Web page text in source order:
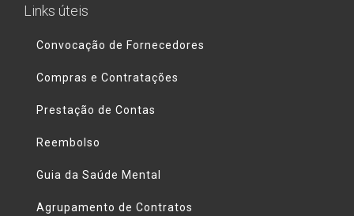
Links úteis
Convocação de Fornecedores
Compras e Contratações
Prestação de Contas
Reembolso
Guia da Saúde Mental
Agrupamento de Contratos